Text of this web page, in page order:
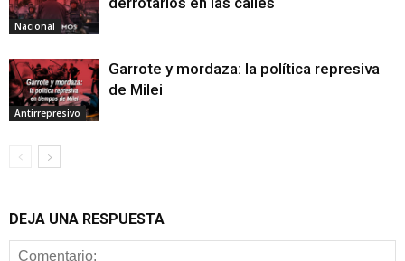
Nacional
Antirrepresivo
Garrote y mordaza: la política represiva
de Milei
DEJA UNA RESPUESTA